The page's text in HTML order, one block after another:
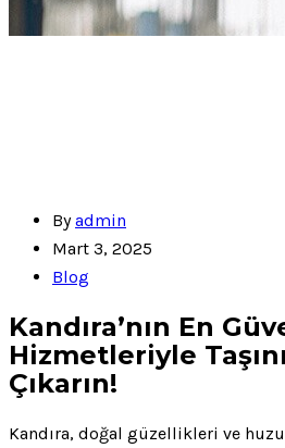
Byadmin
Mart 3, 2025
Blog
Kandıra’nın En
Hizmetleriyle
Çıkarın!
Kandıra, doğal güzellikleri ve